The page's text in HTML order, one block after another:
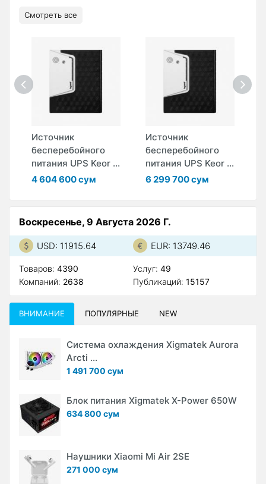
Смотреть все
Источник
бесперебойного
питания UPS Keor ...
4 604 600 сум
Источник
бесперебойного
питания UPS Keor ...
6 299 700 сум
Воскресенье, 9 Августа 2026 Г.
USD: 11915.64 EUR: 13749.46
Товаров: 4390
Компаний: 2638
Услуг: 49
Публикаций: 15157
ВНИМАНИЕ ПОПУЛЯРНЫЕ NEW
Система охлаждения Xigmatek Aurora
Arcti ...
1 491 700 сум
Блок питания Xigmatek X-Power 650W
634 800 сум
Наушники Xiaomi Mi Air 2SE
271 000 сум